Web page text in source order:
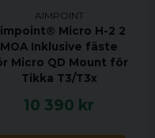
AIMPOINT
Micro H-2 2
MOA Inklusive fäste
Micro QD Mount för
Tikka T3/T3x
10 390 kr